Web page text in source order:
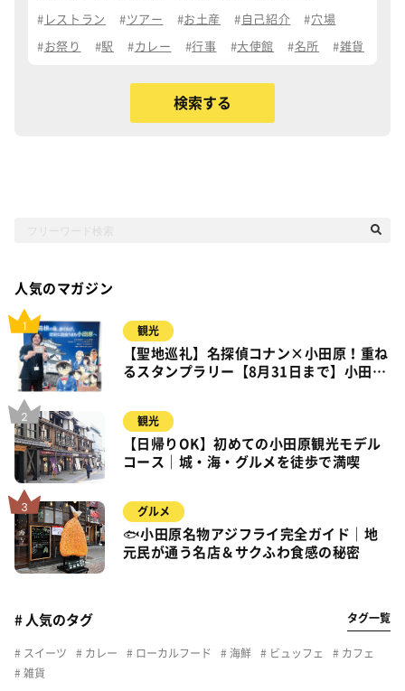
レストラン ツアー お土産 自己紹介 穴場
お祭り 駅 カレー 行事 大使館 名所 雑貨
人気のマガジン
観光
【聖地巡礼】名探偵コナン×小田原！重ね
るスタンプラリー【8月31日まで】小田
観光
【日帰りOK】初めての小田原観光モデル
コース｜城・海・グルメを徒歩で満喫
グルメ
🐟小田原名物アジフライ完全ガイド｜地
元民が通う名店＆サクふわ食感の秘密
# 人気のタグ タグ一覧
スイーツ カレー ローカルフード 海鮮 ビュッフェ
カフェ
雑貨